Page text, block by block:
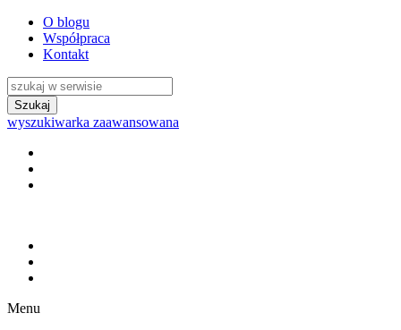
O blogu
Współpraca
Kontakt
wyszukiwarka zaawansowana
Menu